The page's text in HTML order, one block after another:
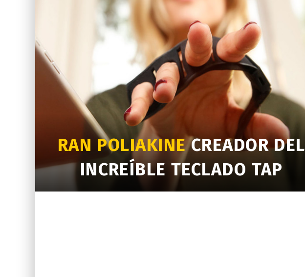
RAN POLIAKINECREADOR DEL
INCREÍBLE TECLADO TAP